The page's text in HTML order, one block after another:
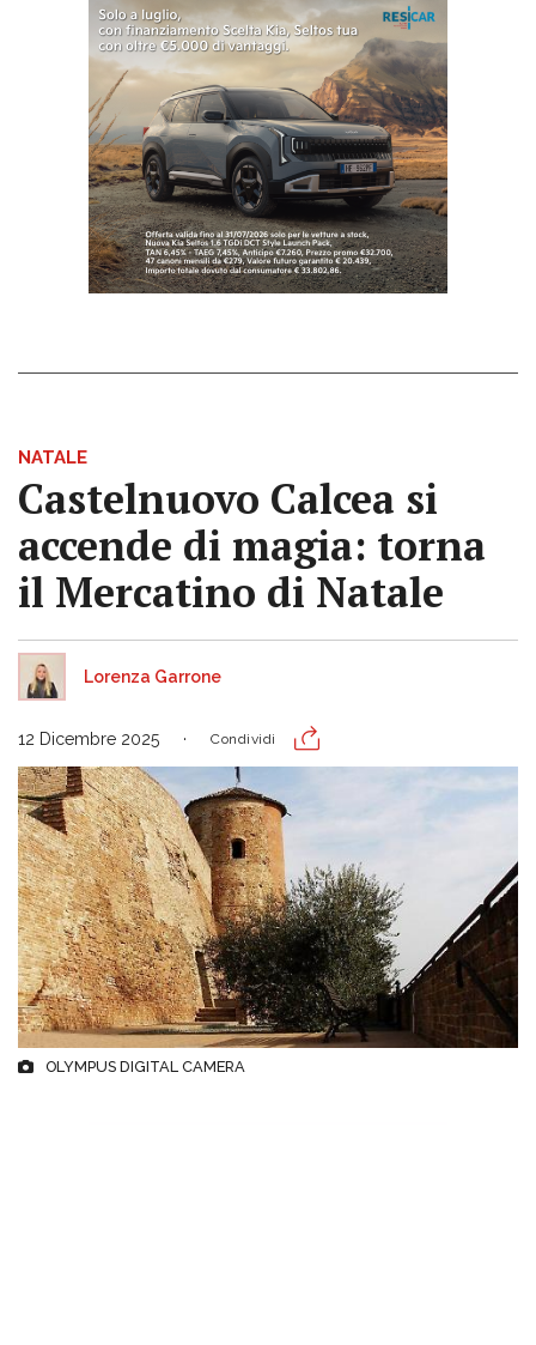
NATALE
Castelnuovo Calcea si
accende di magia: torna
il Mercatino di Natale
Lorenza Garrone
12 Dicembre 2025 Condividi
OLYMPUS DIGITAL CAMERA